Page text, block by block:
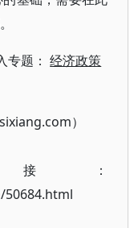
专题：经济政策
）
：